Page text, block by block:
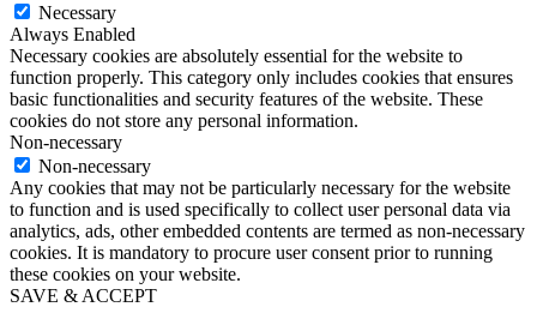
Necessary
Always Enabled
Necessary cookies are absolutely essential for the website to
function properly. This category only includes cookies that ensures
basic functionalities and security features of the website. These
cookies do not store any personal information.
Non-necessary
Non-necessary
Any cookies that may not be particularly necessary for the website
to function and is used specifically to collect user personal data via
analytics, ads, other embedded contents are termed as non-necessary
cookies. It is mandatory to procure user consent prior to running
these cookies on your website.
SAVE & ACCEPT